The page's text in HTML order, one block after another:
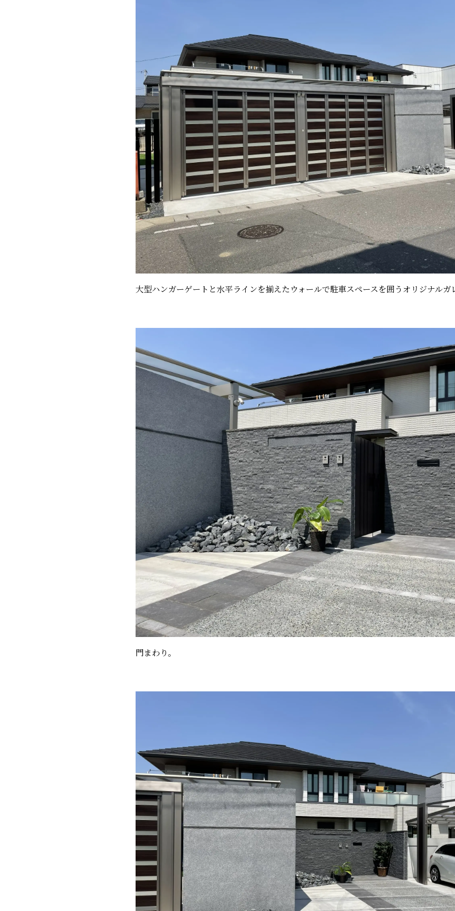
大型ハンガーゲートと水平ラインを揃えたウォールで駐車スペースを囲うオリジナルガ
門まわり。